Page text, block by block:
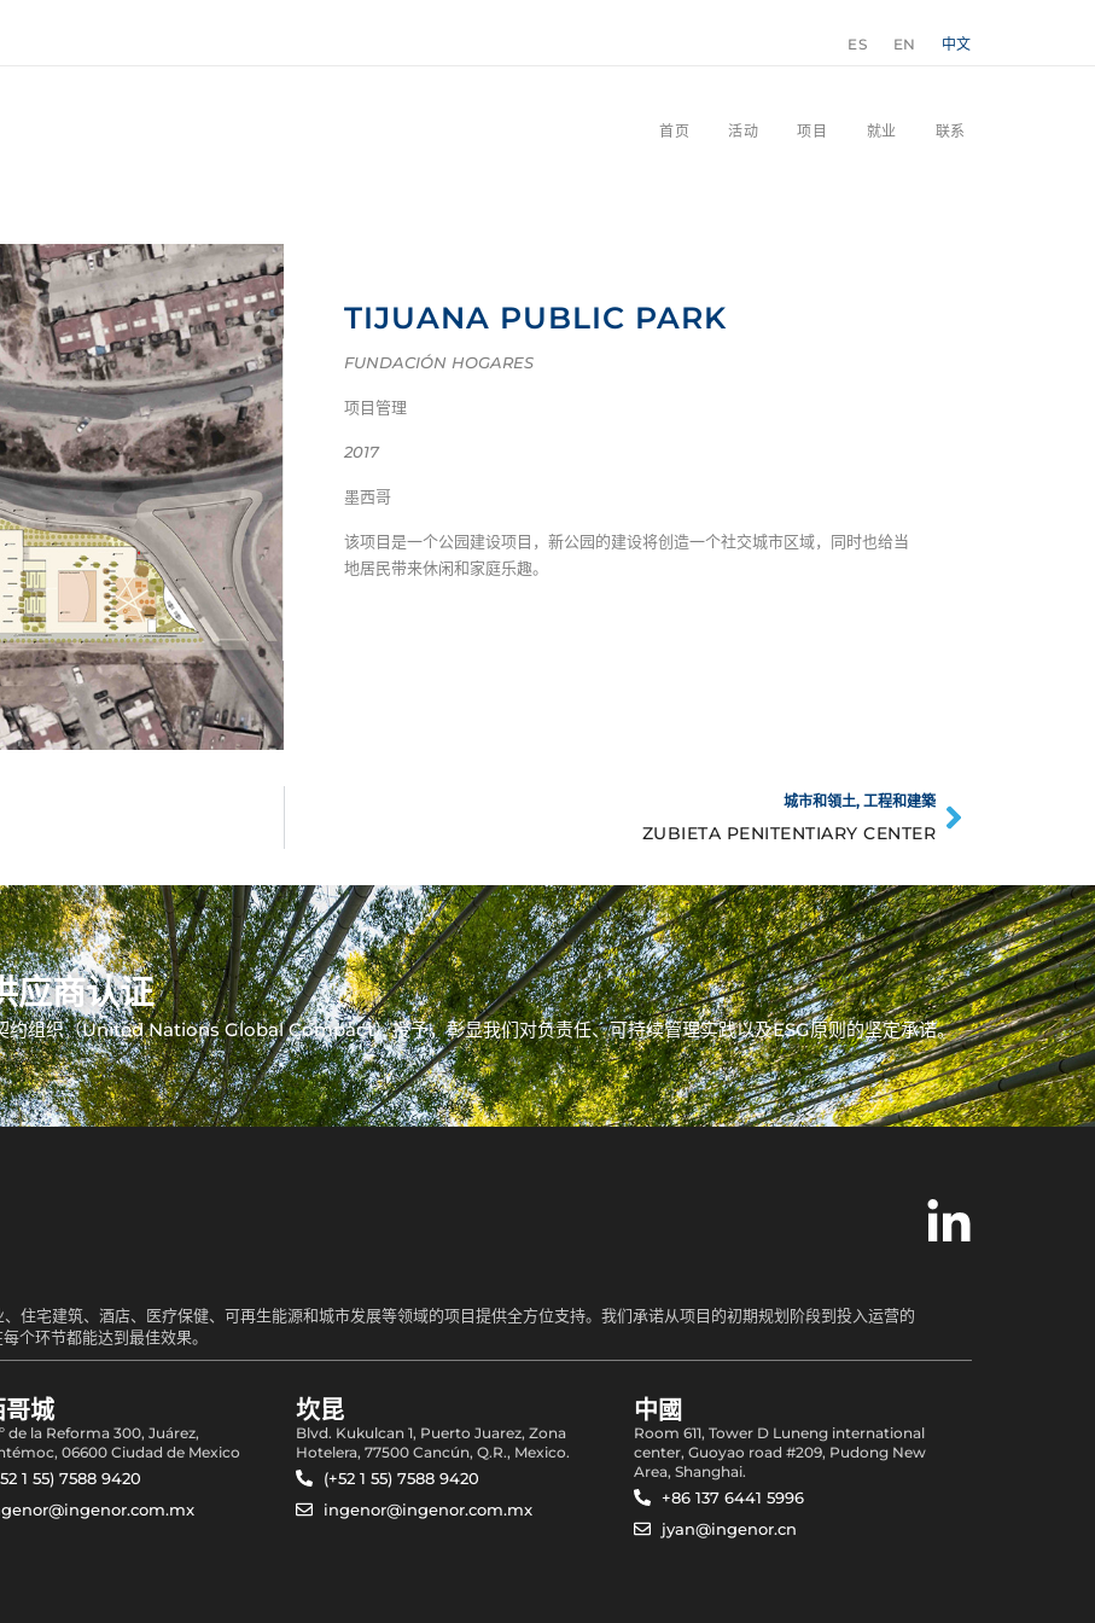
ES EN 中文
首页 活动 项目 就业 联系
TIJUANA PUBLIC PARK
FUNDACIÓN HOGARES
项目管理
2017
墨西哥
该项目是一个公园建设项目，新公园的建设将创造一个社交城市区域，同时也给当
地居民带来休闲和家庭乐趣。
城市和領土, 工程和建築
ZUBIETA PENITENTIARY CENTER
应商认证
约组织（United Nations Global Compact）授予，彰显我们对负责任、可持续管理实践以及ESG原则的坚定承诺。
住宅建筑、酒店、医疗保健、可再生能源和城市发展等领域的项目提供全方位支持。我们承诺从项目的初期规划阶段到投入运营的
个环节都能达到最佳效果。
哥城
de la Reforma 300, Juárez,
06600 Ciudad de Mexico
1 55) 7588 9420
坎昆
Blvd. Kukulcan 1, Puerto Juarez, Zona
Hotelera, 77500 Cancún, Q.R., Mexico.
(+52 1 55) 7588 9420
ingenor@ingenor.com.mx
中國
Room 611, Tower D Luneng international
center, Guoyao road #209, Pudong New
Area, Shanghai.
+86 137 6441 5996
jyan@ingenor.cn